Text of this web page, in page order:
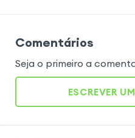
Comentários
Seja o primeiro a
ESCREVER